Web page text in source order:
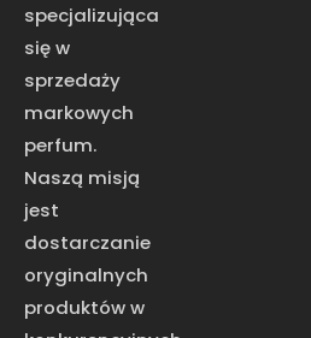
specjalizująca
się w
sprzedaży
markowych
perfum.
Naszą misją
jest
dostarczanie
oryginalnych
produktów w